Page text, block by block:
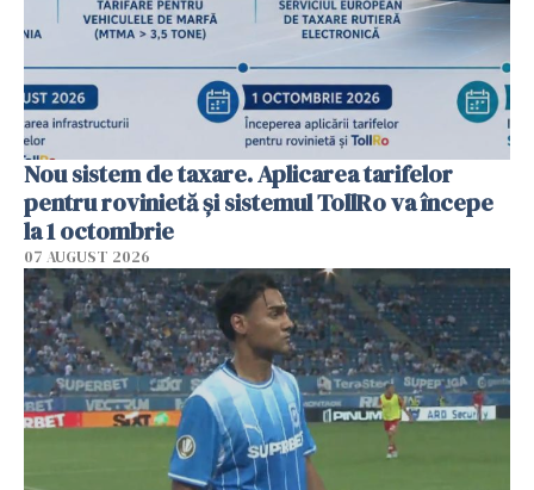
Nou sistem de taxare. Aplicarea tarifelor
pentru rovinietă şi sistemul TollRo va începe
la 1 octombrie
07 AUGUST 2026